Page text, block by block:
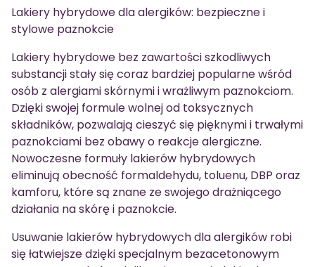
Lakiery hybrydowe dla alergików: bezpieczne i
stylowe paznokcie
Lakiery hybrydowe bez zawartości szkodliwych
substancji stały się coraz bardziej popularne wśród
osób z alergiami skórnymi i wrażliwym paznokciom.
Dzięki swojej formule wolnej od toksycznych
składników, pozwalają cieszyć się pięknymi i trwałymi
paznokciami bez obawy o reakcje alergiczne.
Nowoczesne formuły lakierów hybrydowych
eliminują obecność formaldehydu, toluenu, DBP oraz
kamforu, które są znane ze swojego drażniącego
działania na skórę i paznokcie.
Usuwanie lakierów hybrydowych dla alergików robi
się łatwiejsze dzięki specjalnym bezacetonowym